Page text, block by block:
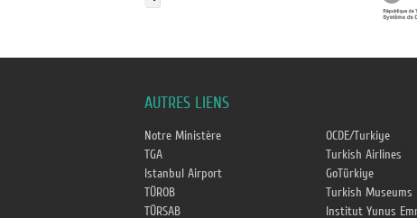
AUTRES LIENS
Notre Ministère
OCDE/Turkiye
TGA
Turkish Airlines
Istanbul Airport
GoTürkiye
TÜROB
Turkish Museums
TÜRSAB
Institut Yunus